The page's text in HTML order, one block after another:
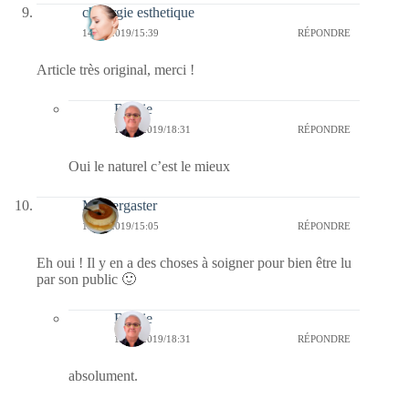
chirurgie esthetique
14/10/2019/15:39 RÉPONDRE
Article très original, merci !
Bernie
14/10/2019/18:31 RÉPONDRE
Oui le naturel c’est le mieux
Messergaster
14/10/2019/15:05 RÉPONDRE
Eh oui ! Il y en a des choses à soigner pour bien être lu
par son public 🙂
Bernie
14/10/2019/18:31 RÉPONDRE
absolument.